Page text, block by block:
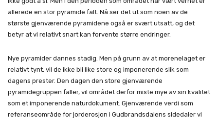
allerede en stor pyramide falt. Nå ser det ut som noen av de
største gjenværende pyramidene også er svært utsatt, og det
betyr at vi relativt snart kan forvente større endringer.
Nye pyramider dannes stadig. Men på grunn av at morenelaget er
relativt tynt, vil de ikke bli like store og imponerende slik som
dagens prester. Den dagen den store gjenværende
pyramidegruppen faller, vil området derfor miste mye av sin kvalitet
som et imponerende naturdokument. Gjenværende verdi som
referanseområde for jorderosjon i Gudbrandsdalens sidedaler vi